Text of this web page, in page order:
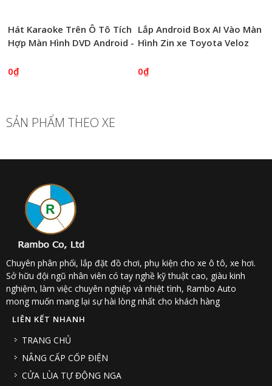
Hát Karaoke Trên Ô Tô Tích
Hợp Màn Hình DVD Android -
0₫
Lắp Android Box AI Vào Màn
Hình Zin xe Toyota Veloz
0₫
SẢN PHẨM THEO XE
Chuyên phân phối, lắp đặt đồ chơi, phụ kiện cho xe ô tô, xe hơi.
Sở hữu đội ngũ nhân viên có tay nghề kỹ thuật cao, giàu kinh
nghiệm, làm việc chuyên nghiệp và nhiệt tình, Rambo Auto
mong muốn mang lại sự hài lòng nhất cho khách hàng
LIÊN KẾT NHANH
TRANG CHỦ
NÂNG CẤP CỐP ĐIỆN
CỬA LÙA TỰ ĐỘNG NGA